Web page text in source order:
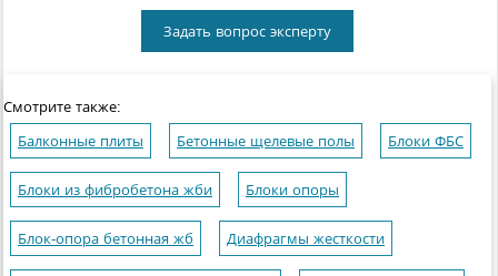
Задать вопрос эксперту
Смотрите также:
Балконные плиты Бетонные щелевые полы Блоки ФБС
Блоки из фибробетона жби Блоки опоры
Блок-опора бетонная жб Диафрагмы жесткости